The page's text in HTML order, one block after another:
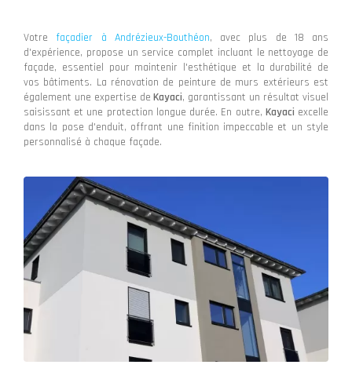
Votre façadier à Andrézieux-Bouthéon, avec plus de 18 ans
d'expérience, propose un service complet incluant le nettoyage de
façade, essentiel pour maintenir l'esthétique et la durabilité de
vos bâtiments. La rénovation de peinture de murs extérieurs est
également une expertise de Kayaci, garantissant un résultat visuel
saisissant et une protection longue durée. En outre, Kayaci excelle
dans la pose d'enduit, offrant une finition impeccable et un style
personnalisé à chaque façade.